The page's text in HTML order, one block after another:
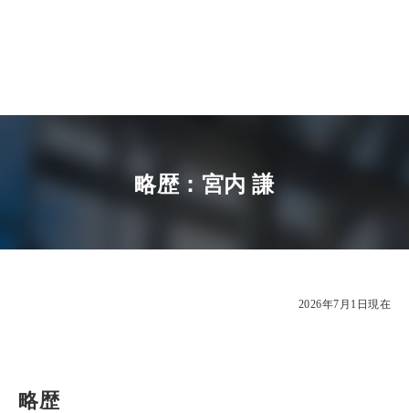
略歴：宮内 謙
2026年7月1日現在
略歴